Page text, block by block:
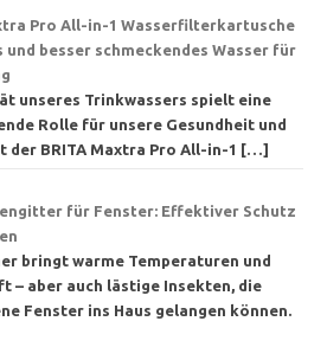
Pro All-in-1 Wasserfilterkartusche
und besser schmeckendes Wasser für
unseres Trinkwassers spielt eine
Rolle für unsere Gesundheit und
der BRITA Maxtra Pro All-in-1 […]
für Fenster: Effektiver Schutz
bringt warme Temperaturen und
– aber auch lästige Insekten, die
Fenster ins Haus gelangen können.